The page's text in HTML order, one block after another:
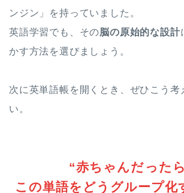
ンジン」を持っていました。
英語学習でも、その脳の原始的な設計
かす方法を選びましょう。
次に英単語帳を開くとき、ぜひこう考
い。
“赤ちゃんだったら
この単語をどうグループ化
原田高志の”ほぼ日
学習＆大学入試英
い英語＆素敵な英